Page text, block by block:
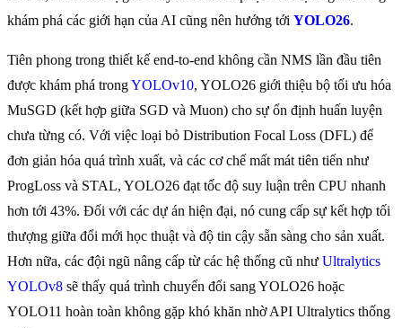
khám phá các giới hạn của AI cũng nên hướng tới YOLO26.
Tiên phong trong thiết kế end-to-end không cần NMS lần đầu tiên
được khám phá trongYOLOv10, YOLO26 giới thiệu bộ tối ưu hóa
MuSGD (kết hợp giữa SGD và Muon) cho sự ổn định huấn luyện
chưa từng có. Với việc loại bỏ Distribution Focal Loss (DFL) để
đơn giản hóa quá trình xuất, và các cơ chế mất mát tiên tiến như
ProgLoss và STAL, YOLO26 đạt tốc độ suy luận trên CPU nhanh
hơn tới 43%. Đối với các dự án hiện đại, nó cung cấp sự kết hợp tối
thượng giữa đổi mới học thuật và độ tin cậy sẵn sàng cho sản xuất.
Hơn nữa, các đội ngũ nâng cấp từ các hệ thống cũ như Ultralytics
YOLOv8 sẽ thấy quá trình chuyển đổi sang YOLO26 hoặc
YOLO11 hoàn toàn không gặp khó khăn nhờ API Ultralytics thống